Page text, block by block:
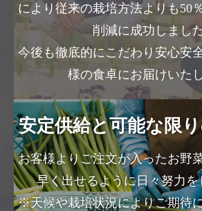
により従来の栽培方法よりも50
削減に成功しまし
今後も徹底的にこだわり安心安
様の食卓にお届けいた
安定供給と可能な限
お客様よりご注文が入ったお野
早く出せるように日々努力
※天候や栽培状況によりご期待